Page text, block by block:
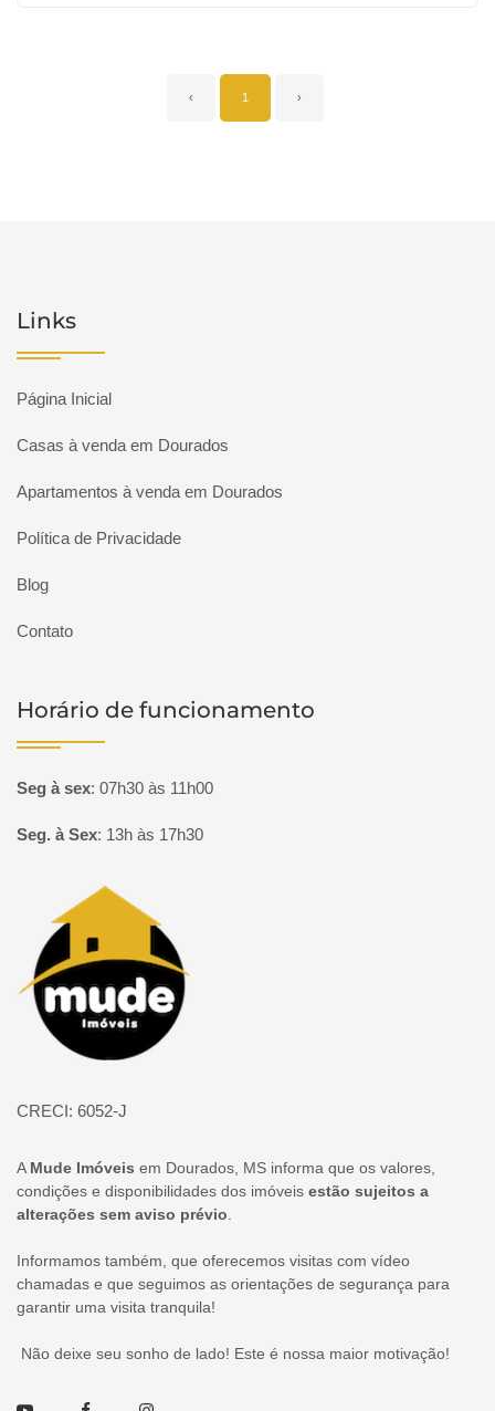
‹ 1 ›
Links
Página Inicial
Casas à venda em Dourados
Apartamentos à venda em Dourados
Política de Privacidade
Blog
Contato
Horário de funcionamento
Seg à sex: 07h30 às 11h00
Seg. à Sex: 13h às 17h30
Página inicial
CRECI: 6052-J
A Mude Imóveis em Dourados, MS informa que os valores,
condições e disponibilidades dos imóveis estão sujeitos a
alterações sem aviso prévio
Informamos também, que oferecemos visitas com vídeo
chamadas e que seguimos as orientações de segurança para
garantir uma visita tranquila!
Não deixe seu sonho de lado! Este é nossa maior motivação!